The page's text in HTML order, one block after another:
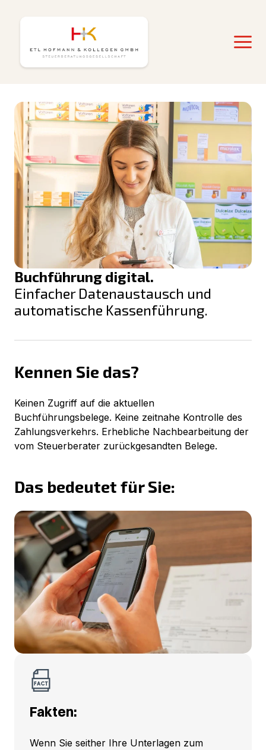
Buchführung digital.
Einfacher Datenaustausch und
automatische Kassenführung.
Kennen Sie das?
Keinen Zugriff auf die aktuellen
Buchführungsbelege. Keine zeitnahe Kontrolle des
Zahlungsverkehrs. Erhebliche Nachbearbeitung der
vom Steuerberater zurückgesandten Belege.
Das bedeutet für Sie:
Fakten:
Wenn Sie seither Ihre Unterlagen zum